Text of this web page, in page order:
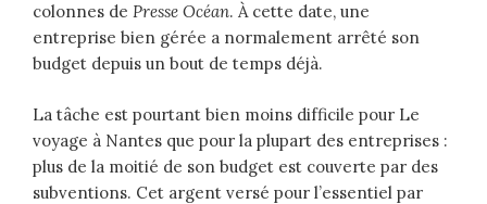
colonnes de Presse Océan. À cette date, une
entreprise bien gérée a normalement arrêté son
budget depuis un bout de temps déjà.
La tâche est pourtant bien moins difficile pour Le
voyage à Nantes que pour la plupart des entreprises :
plus de la moitié de son budget est couverte par des
subventions. Cet argent versé pour l’essentiel par